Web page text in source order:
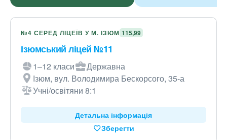
№4 СЕРЕД ЛІЦЕЇВ У М. ІЗЮМ 115,99
Ізюмський ліцей №11
1–12 класи
Державна
Ізюм, вул. Володимира Бескорсого, 35-а
Учні/освітяни 8:1
Детальна інформація
Зберегти